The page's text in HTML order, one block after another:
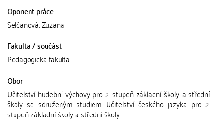
Oponent práce
Selčanová, Zuzana
Fakulta / součást
Pedagogická fakulta
Obor
Učitelství hudební výchovy pro 2. stupeň základní školy a střední
školy se sdruženým studiem Učitelství českého jazyka pro 2.
stupeň základní školy a střední školy